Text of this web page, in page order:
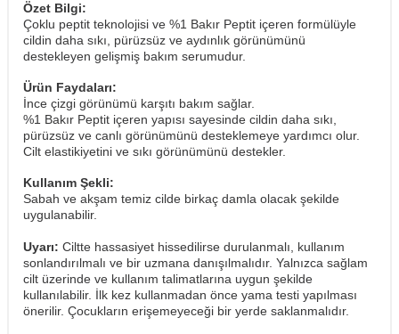
Özet Bilgi:
Çoklu peptit teknolojisi ve %1 Bakır Peptit içeren formülüyle
cildin daha sıkı, pürüzsüz ve aydınlık görünümünü
destekleyen gelişmiş bakım serumudur.
Ürün Faydaları:
İnce çizgi görünümü karşıtı bakım sağlar.
%1 Bakır Peptit içeren yapısı sayesinde cildin daha sıkı,
pürüzsüz ve canlı görünümünü desteklemeye yardımcı olur.
Cilt elastikiyetini ve sıkı görünümünü destekler.
Kullanım Şekli:
Sabah ve akşam temiz cilde birkaç damla olacak şekilde
uygulanabilir.
Uyarı: Ciltte hassasiyet hissedilirse durulanmalı, kullanım
sonlandırılmalı ve bir uzmana danışılmalıdır. Yalnızca sağlam
cilt üzerinde ve kullanım talimatlarına uygun şekilde
kullanılabilir. İlk kez kullanmadan önce yama testi yapılması
önerilir. Çocukların erişemeyeceği bir yerde saklanmalıdır.